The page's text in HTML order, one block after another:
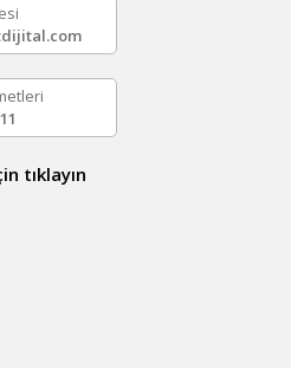
tıklayın